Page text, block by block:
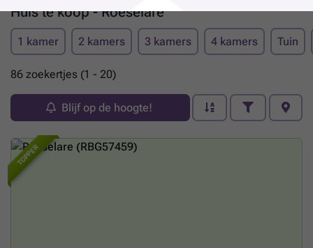
Huis te koop - Roeselare
1 kamer 2 kamers 3 kamers 4 kamers Tuin
86 zoekertjes (1 - 20)
Blijf op de hoogte!
TOPPER